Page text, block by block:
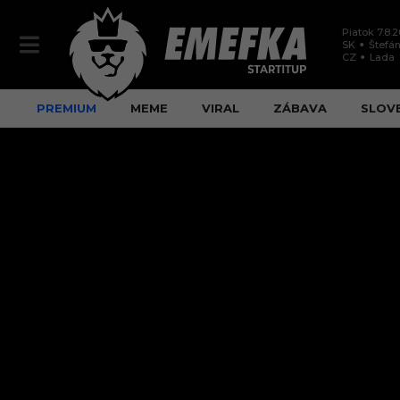
Piatok
SK
CZ
Lada
PREMIUM MEME VIRAL ZÁBAVA